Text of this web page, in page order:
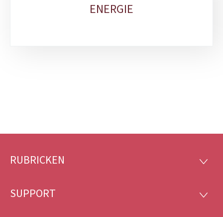
ENERGIE
Fousszeil
RUBRICKEN
SUPPORT